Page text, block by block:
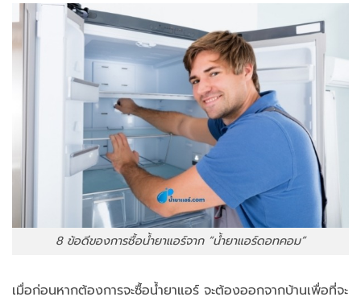
8 ข้อดีของการซื้อน้ำยาแอร์จาก “น้ำยาแอร์ดอทคอม”
เมื่อก่อนหากต้องการจะซื้อน้ำยาแอร์ จะต้องออกจากบ้านเพื่อที่จะ